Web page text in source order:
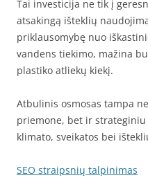
Tai investicija ne tik į
atsakingą išteklių
priklausomybę nuo
vandens tiekimo, mažina
plastiko atliekų kiekį.
Atbulinis osmosas tampa
priemone, bet ir
klimato, sveikatos bei
SEO straipsnių talpinimas